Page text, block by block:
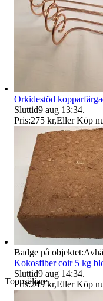
Toppsäljare
Orkidestöd
Sluttid9 aug 13:34.
Pris:275 kr,Eller Köp
Badge på objektet:
Kokosfiber coir 5 kg
Sluttid9 aug 14:34.
Pris:249 kr,Eller Köp